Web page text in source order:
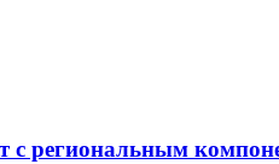
региональным